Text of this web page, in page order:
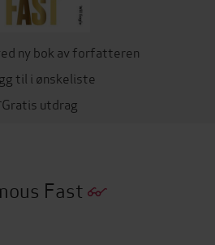
ny bok av forfatteren
til i ønskeliste
Gratis utdrag
Fast